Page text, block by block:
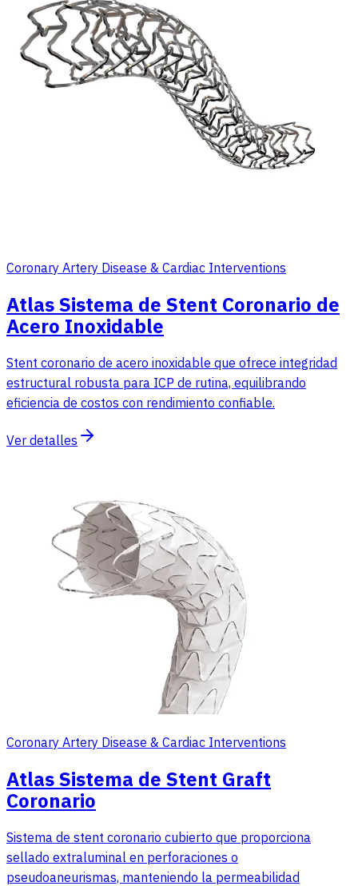
Coronary Artery Disease & Cardiac Interventions
Atlas Sistema de Stent Coronario de
Acero Inoxidable
Stent coronario de acero inoxidable que ofrece integridad
estructural robusta para ICP de rutina, equilibrando
eficiencia de costos con rendimiento confiable.
Ver detalles
Coronary Artery Disease & Cardiac Interventions
Atlas Sistema de Stent Graft
Coronario
Sistema de stent coronario cubierto que proporciona
sellado extraluminal en perforaciones o
pseudoaneurismas, manteniendo la permeabilidad